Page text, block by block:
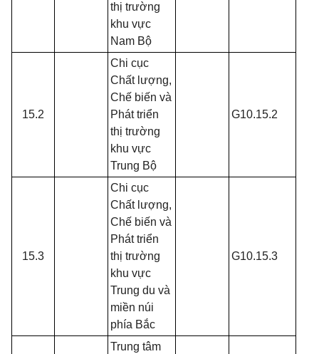
thị trường
khu vực
Nam Bộ
15.2
Chi cục
Chất lượng,
Chế biến và
Phát triển
thị trường
khu vực
Trung Bộ
G10.15.2
15.3
Chi cục
Chất lượng,
Chế biến và
Phát triển
thị trường
khu vực
Trung du và
miền núi
phía Bắc
G10.15.3
Trung tâm